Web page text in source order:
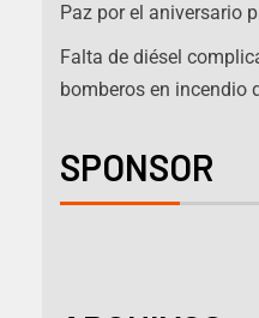
Paz por el aniversario
Falta de diésel
bomberos en incendio
SPONSOR